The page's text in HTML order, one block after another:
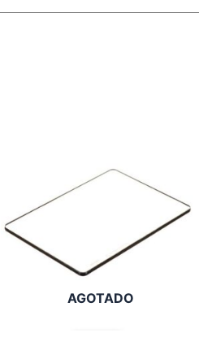
AGOTADO
tiene
múltiples
variantes.
Las